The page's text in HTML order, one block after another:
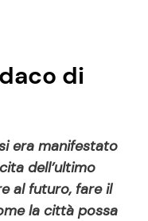
di
era manifestato
dell’ultimo
al futuro, fare il
la città possa